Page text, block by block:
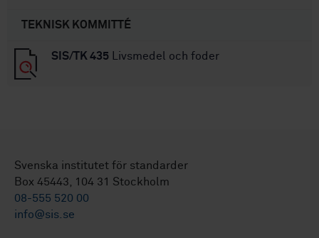
TEKNISK KOMMITTÉ
SIS/TK 435 Livsmedel och foder
Svenska institutet för standarder
Box 45443, 104 31 Stockholm
08-555 520 00
info@sis.se